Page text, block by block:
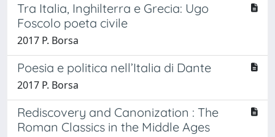
Tra Italia, Inghilterra e Grecia: Ugo
Foscolo poeta civile
2017 P. Borsa
Poesia e politica nell’Italia di Dante
2017 P. Borsa
Rediscovery and Canonization : The
Roman Classics in the Middle Ages